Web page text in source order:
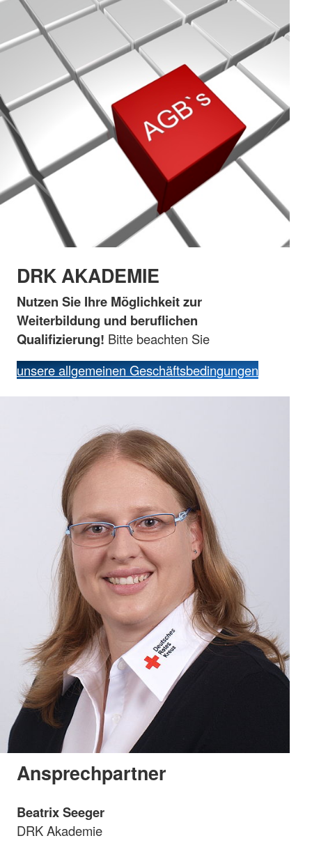
DRK AKADEMIE
Nutzen Sie Ihre Möglichkeit zur
Weiterbildung und beruflichen
Qualifizierung! Bitte beachten Sie
unsere allgemeinen Geschäftsbedingungen
Ansprechpartner
Beatrix Seeger
DRK Akademie